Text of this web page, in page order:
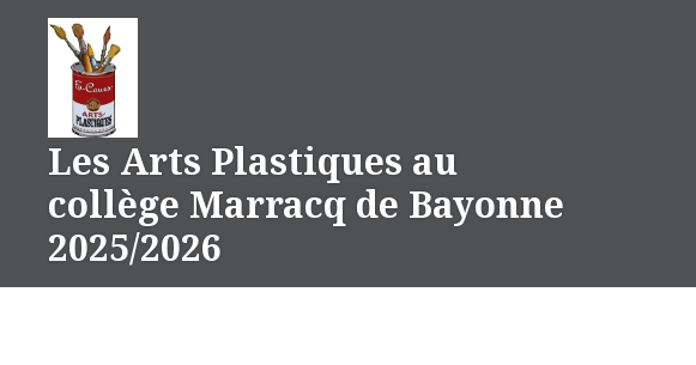
Les Arts Plastiques au
collège Marracq de Bayonne
2025/2026